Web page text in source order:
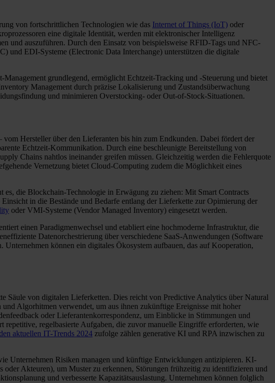
von fortschrittlichen Technologien wie das Internet of Things (IoT) oder
eine digitale Identität, werden mit elektronischer Intelligenz
und auszuführen. Durch den Einsatz von beispielsweise RFID-Tags und NFC-
und EDI-Systeme (Electronic Data Interchange) unterstützen die digitale
Management grundlegend, ermöglicht Echtzeit-Tracking und -Steuerung und bietet
Management durch präzise Lokalisierung und Zustandsüberwachung
und minimieren Overstocking- oder Out-of-Stock-Situationen.
Hersteller über den Lieferanten bis hin zum Endkunden. Dabei fördert der
Echtzeit-Kommunikation. Durch eine beschleunigte Bereitstellung von
Chains nahtlos ineinander greifen müssen. Gleichzeitig werden die Fehlerquote
Vernetzung bietet Cloud-Computing zudem die Möglichkeit eines
es, die Blockchain-Technologie in Erwägung zu ziehen: Mit Smart Contracts
in die Bestände und Bedarfe entlang der Lieferkette zur Opimierung der
oder VMI-Systeme (Vendor Managed Inventory) eingesetzt werden.
einen Paradigmenwechsel und etabliert eine hochmoderne Infrastruktur, die
Datenorchestrierung über verschiedene SaaS-Anwendungen (Software
können ein digitales Ökosystem aufbauen, das auf Kooperation,
von digitalen Lieferketten. Dies reicht von Predictive Analytics über Natural
Algorhitmen verwendet, um aus ihnen zukünftige Ereignisse mit hoher
oder Lieferantenkorrespondenz, um Einblicke in Stimmungen und
regelbasierte Aufgaben, die zuvor manuelle Eingriffe erforderten, wie
aktuellen IT-Trends 2024 zufolge zählen generative KI und RPA inzwischen zu
Unternehmen Risiken managen und künftige Entwicklungen antizipieren. KI-
Akteuren), um Muster zu erkennen, Störungen frühzeitig zu identifizieren und
und verbesserte Kapazitätsauslastung. Unternehmen können folglich